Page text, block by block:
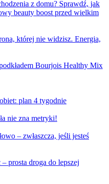
z domu? Sprawdź, jak
beauty boost przed wielkim
której nie widzisz. Energia,
Bourjois Healthy Mix
plan 4 tygodnie
nie zna metryki!
– zwłaszcza, jeśli jesteś
prosta droga do lepszej